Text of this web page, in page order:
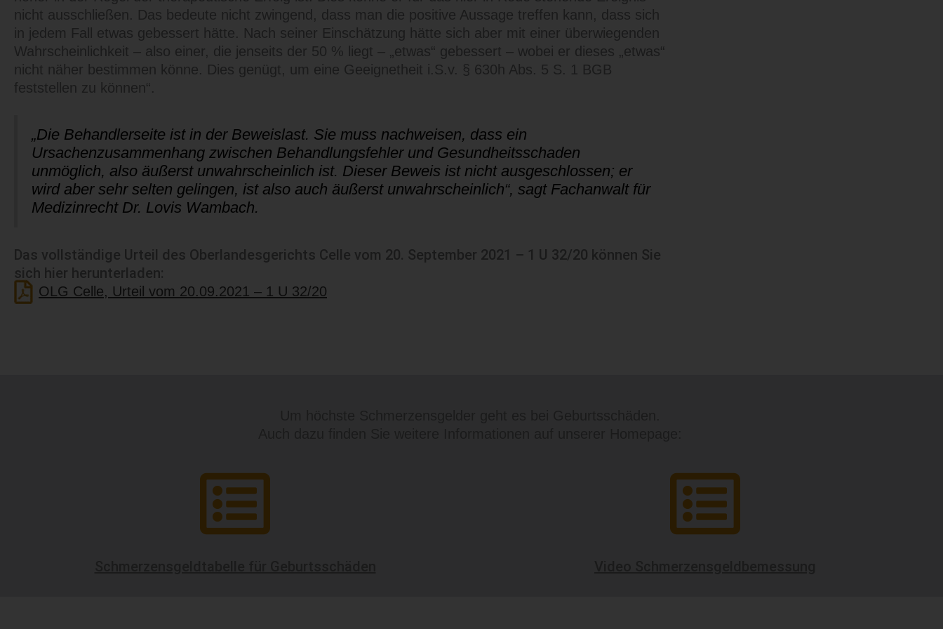
nicht ausschließen. Das bedeute nicht zwingend, dass man die positive Aussage treffen kann, dass sich
in jedem Fall etwas gebessert hätte. Nach seiner Einschätzung hätte sich aber mit einer überwiegenden
Wahrscheinlichkeit – also einer, die jenseits der 50 % liegt – „etwas“ gebessert – wobei er dieses „etwas“
nicht näher bestimmen könne. Dies genügt, um eine Geeignetheit i.S.v. § 630h Abs. 5 S. 1 BGB
feststellen zu können“.
„Die Behandlerseite ist in der Beweislast. Sie muss nachweisen, dass ein
Ursachenzusammenhang zwischen Behandlungsfehler und Gesundheitsschaden
unmöglich, also äußerst unwahrscheinlich ist. Dieser Beweis ist nicht ausgeschlossen; er
wird aber sehr selten gelingen, ist also auch äußerst unwahrscheinlich“, sagt Fachanwalt für
Medizinrecht Dr. Lovis Wambach.
Das vollständige Urteil des Oberlandesgerichts Celle vom 20. September 2021 – 1 U 32/20 können Sie
sich hier herunterladen:
OLG Celle, Urteil vom 20.09.2021 – 1 U 32/20